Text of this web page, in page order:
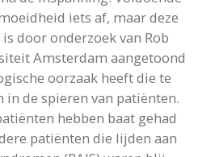
iets af, maar deze
door onderzoek van Rob
Amsterdam aangetoond
oorzaak heeft die te
in de spieren van patiënten.
hebben baat gehad
patiënten die lijden aan